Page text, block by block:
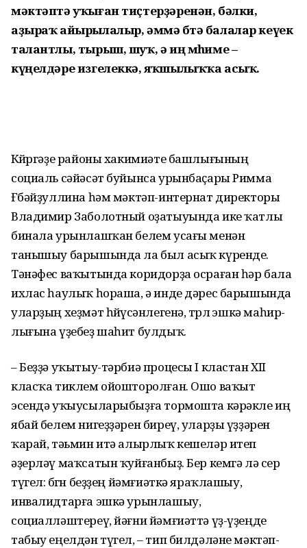
мәктәптә уҡыған тиҫтерҙәренән, бәлки,
аҙыраҡ айырылалыр, әммә бөтә балалар кеүек
талантлы, тырыш, шуҡ, ә иң мөһиме –
күңелдәре изгелеккә, яҡшылыҡҡа асыҡ.
Көйөргәҙе районы хакимиәте баш­лы­ғының
социаль сәйәсәт буйынса урын­баҫары Римма
Ғөбәй­ҙуллина һәм мәктәп-интернат директоры
Владимир Заболотный оҙатыуында ике ҡатлы
бинала урын­лашҡан белем усағы менән
танышыу барышында ла был асыҡ күренде.
Тәнәфес ваҡытында коридорҙа осраған һәр бала
ихлас һаулыҡ һораша, ә инде дәрес барышында
уларҙың хеҙмәт һөйөү­сәнлегенә, төрлө эшкә маһир­
лығына үҙебеҙ шаһит булдыҡ.
– Беҙҙә уҡытыу-тәрбиә процесы I кластан XII
класҡа тиклем ойошторолған. Ошо ваҡыт
эсендә уҡыусыларыбыҙға тормошта кәрәкле иң
ябай белем нигеҙҙәрен биреү, уларҙы үҙҙәрен
ҡарай, тәьмин итә алырлыҡ кешеләр итеп
әҙерләү маҡсатын ҡуйған­быҙ. Бер кемгә лә сер
түгел: бөгөн беҙҙең йәмғиәткә яраҡлашыу,
инвалидтарға эшкә урынлашыу,
социалләштереү, йәғни йәмғиәттә үҙ-үҙеңде
табыу еңелдән түгел, – тип билдәләне мәктәп-